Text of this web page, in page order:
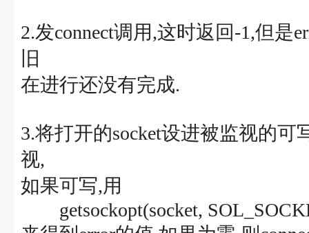
2.发connect调用,这时返回-1,但是
旧
在进行还没有完成.
3.将打开的socket设进被监视的可
视,
如果可写,用
getsockopt(socket,